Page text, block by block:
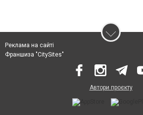
Реклама на сайті
Франшиза "CitySites"
Автори проєкту